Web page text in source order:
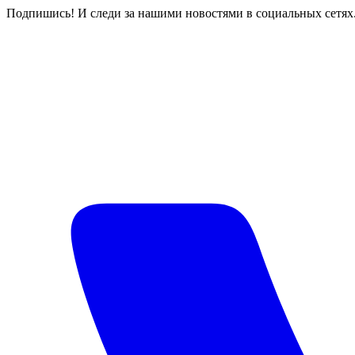
Подпишись! И следи за нашими новостями в социальных